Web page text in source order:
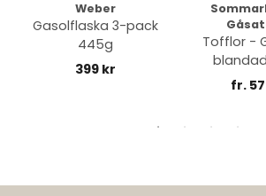
Weber
Gasolflaska 3-pack
445g
399 kr
Tofflor -
fr.